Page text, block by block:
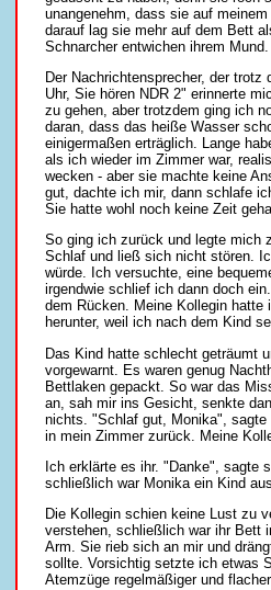
unangenehm, dass sie auf
darauf lag sie mehr auf dem Bett
Schnarcher entwichen ihrem Mund.
Der Nachrichtensprecher, der
Uhr, Sie hören NDR 2" erinnerte
zu gehen, aber trotzdem ging ich
daran, dass das heiße Wasser
einigermaßen erträglich. Lange
als ich wieder im Zimmer war,
wecken - aber sie machte keine
gut, dachte ich mir, dann schlafe
Sie hatte wohl noch keine Zeit
So ging ich zurück und legte mich
Schlaf und ließ sich nicht stören.
würde. Ich versuchte, eine
irgendwie schlief ich dann doch
dem Rücken. Meine Kollegin
herunter, weil ich nach dem Kind
Das Kind hatte schlecht geträumt
vorgewarnt. Es waren genug
Bettlaken gepackt. So war das
an, sah mir ins Gesicht, senkte
nichts. "Schlaf gut, Monika",
in mein Zimmer zurück. Meine
Ich erklärte es ihr. "Danke", sagte
schließlich war Monika ein Kind
Die Kollegin schien keine Lust zu
verstehen, schließlich war ihr Bett
Arm. Sie rieb sich an mir und
sollte. Vorsichtig setzte ich etwas
Atemzüge regelmäßiger und